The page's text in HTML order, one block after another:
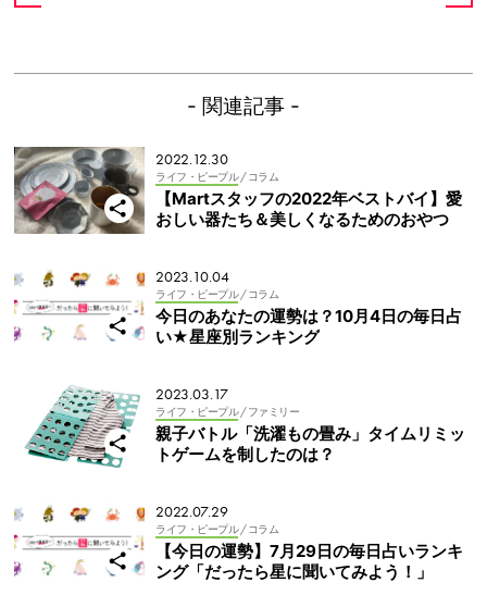
- 関連記事 -
2022.12.30
ライフ・ピープル / コラム
【Martスタッフの2022年ベストバイ】愛
おしい器たち＆美しくなるためのおやつ
2023.10.04
ライフ・ピープル / コラム
今日のあなたの運勢は？10月4日の毎日占
い★星座別ランキング
2023.03.17
ライフ・ピープル / ファミリー
親子バトル「洗濯もの畳み」タイムリミッ
トゲームを制したのは？
2022.07.29
ライフ・ピープル / コラム
【今日の運勢】7月29日の毎日占いランキ
ング「だったら星に聞いてみよう！」